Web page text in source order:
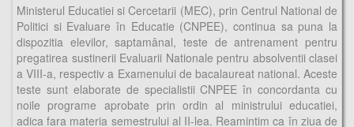
Ministerul Educatiei si Cercetarii (MEC), prin Centrul National de
Politici si Evaluare în Educatie (CNPEE), continua sa puna la
dispozitia elevilor, saptamânal, teste de antrenament pentru
pregatirea sustinerii Evaluarii Nationale pentru absolventii clasei
a VIII-a, respectiv a Examenului de bacalaureat national. Aceste
teste sunt elaborate de specialistii CNPEE în concordanta cu
noile programe aprobate prin ordin al ministrului educatiei,
adica fara materia semestrului al II-lea. Reamintim ca în ziua de